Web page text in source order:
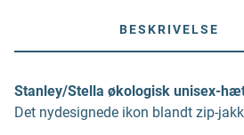
BESKRIVELSE
Stanley/Stella økologisk unisex-
Det nydesignede ikon blandt zip-